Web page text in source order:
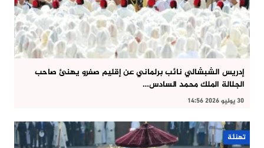
إدريس الشبشالي نائب برلماني عن إقليم صفرو يهنئ صاحب
الجلالة الملك محمد السادس…
30 يوليو 2026 14:56
تهنئة